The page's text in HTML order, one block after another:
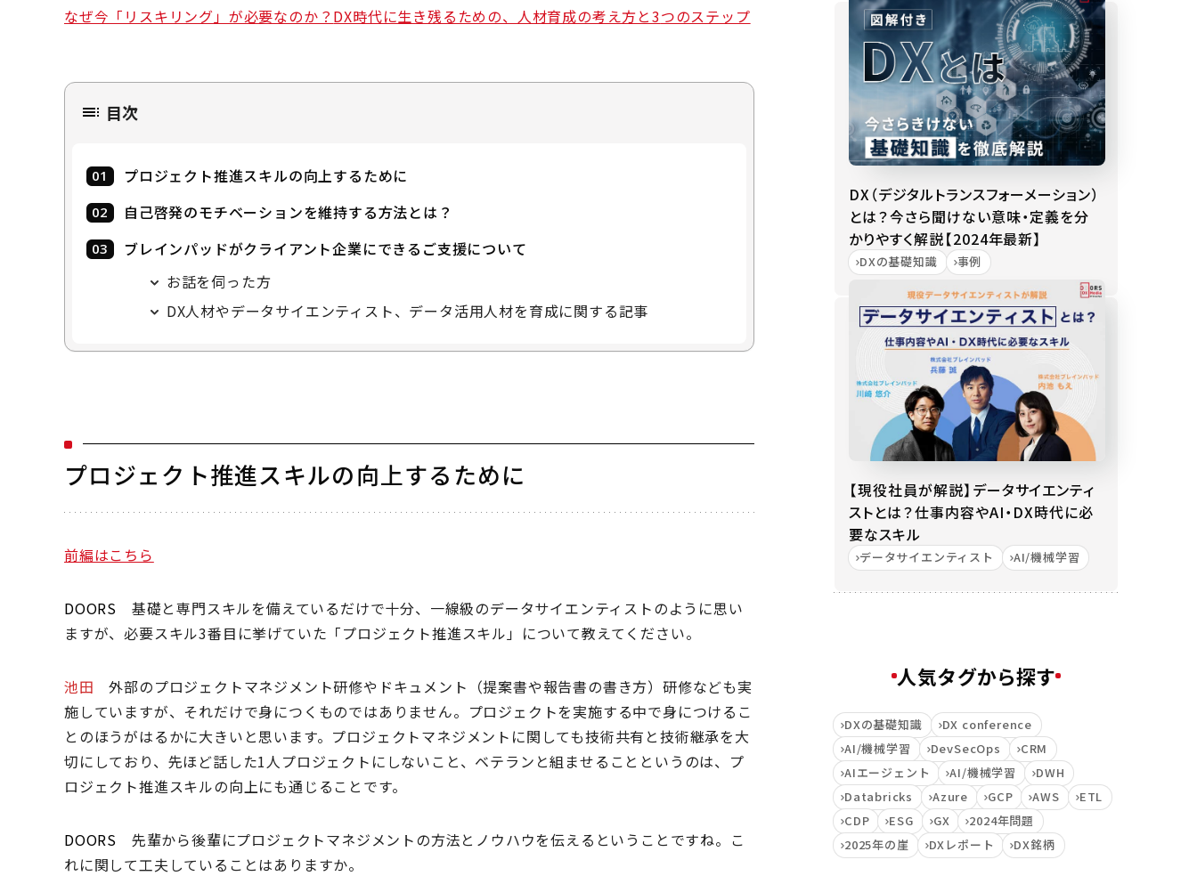
なぜ今「リスキリング」が必要なのか？ DX時代に生き残るための、人材育成の考え方と3つのステップ
目次
プロジェクト推進スキルの向上するために
自己啓発のモチベーションを維持する方法とは？
ブレインパッドがクライアント企業にできるご支援について
お話を伺った方
DX人材やデータサイエンティスト、データ活用人材を育成に関する記事
プロジェクト推進スキルの向上するために
前編はこちら
DOORS 基礎と専門スキルを備えているだけで十分、一線級のデータサイエンティストのように思い
ますが、必要スキル3番目に挙げていた「プロジェクト推進スキル」について教えてください。
池田外部のプロジェクトマネジメント研修やドキュメント（提案書や報告書の書き方）研修なども実
施していますが、それだけで身につくものではありません。プロジェクトを実施する中で身につけるこ
とのほうがはるかに大きいと思います。プロジェクトマネジメントに関しても技術共有と技術継承を大
切にしており、先ほど話した1人プロジェクトにしないこと、ベテランと組ませることというのは、プ
ロジェクト推進スキルの向上にも通じることです。
DOORS 先輩から後輩にプロジェクトマネジメントの方法とノウハウを伝えるということですね。こ
れに関して工夫していることはありますか。
DX（デジタルトランスフォーメーション）
とは？今さら聞けない意味・定義を分
かりやすく解説【2024年最新】
DXの基礎知識 事例
【現役社員が解説】データサイエンティ
ストとは？仕事内容やAI・DX時代に必
要なスキル
データサイエンティスト AI/機械学習
人気タグから探す
DXの基礎知識
DX conference
AI/機械学習
DevSecOps
CRM
AIエージェント
AI/機械学習
DWH
Databricks
Azure GCP AWS
ETL
CDP
ESG GX
2024年問題
2025年の崖
DXレポート DX銘柄